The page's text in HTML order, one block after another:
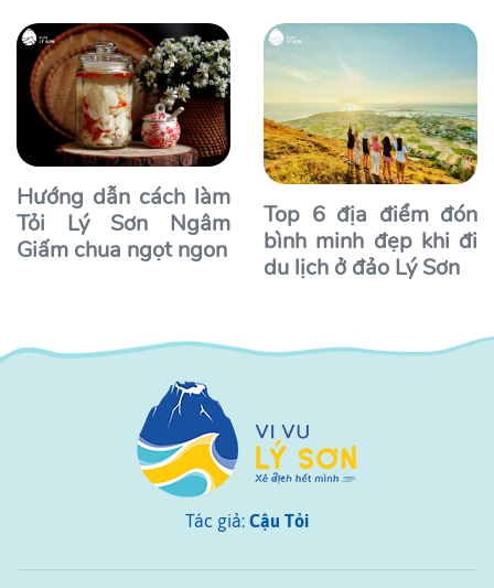
Hướng dẫn cách làm
Tỏi Lý Sơn Ngâm
Giấm chua ngọt ngon
Top 6 địa điểm đón
bình minh đẹp khi đi
du lịch ở đảo Lý Sơn
Tác giả: Cậu Tỏi